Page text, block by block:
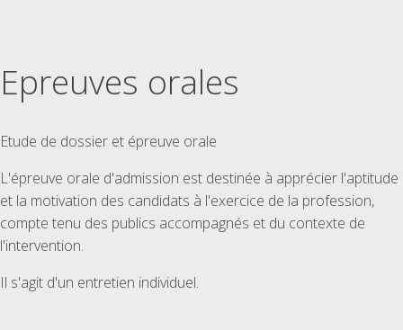
Epreuves orales
Etude de dossier et épreuve orale
L'épreuve orale d'admission est destinée à apprécier l'aptitude
et la motivation des candidats à l'exercice de la profession,
compte tenu des publics accompagnés et du contexte de
l'intervention.
Il s'agit d'un entretien individuel.